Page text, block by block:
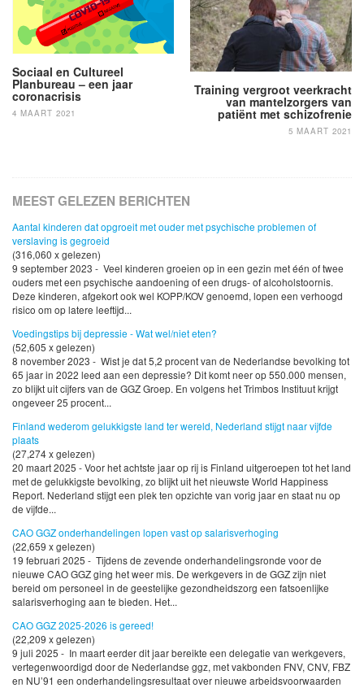
Training vergroot veerkracht
van mantelzorgers van
patiënt met schizofrenie
5 MAART 2021
Sociaal en Cultureel
Planbureau – een jaar
coronacrisis
4 MAART 2021
MEEST GELEZEN BERICHTEN
Aantal kinderen dat opgroeit met ouder met psychische problemen of
verslaving is gegroeid
(316,060 x gelezen)
9 september 2023 - Veel kinderen groeien op in een gezin met één of twee
ouders met een psychische aandoening of een drugs- of alcoholstoornis.
Deze kinderen, afgekort ook wel KOPP/KOV genoemd, lopen een verhoogd
risico om op latere leeftijd...
Voedingstips bij depressie - Wat wel/niet eten?
(52,605 x gelezen)
8 november 2023 - Wist je dat 5,2 procent van de Nederlandse bevolking tot
65 jaar in 2022 leed aan een depressie? Dit komt neer op 550.000 mensen,
zo blijkt uit cijfers van de GGZ Groep. En volgens het Trimbos Instituut krijgt
ongeveer 25 procent...
Finland wederom gelukkigste land ter wereld, Nederland stijgt naar vijfde
plaats
(27,274 x gelezen)
20 maart 2025 - Voor het achtste jaar op rij is Finland uitgeroepen tot het land
met de gelukkigste bevolking, zo blijkt uit het nieuwste World Happiness
Report. Nederland stijgt een plek ten opzichte van vorig jaar en staat nu op
de vijfde...
CAO GGZ onderhandelingen lopen vast op salarisverhoging
(22,659 x gelezen)
19 februari 2025 - Tijdens de zevende onderhandelingsronde voor de
nieuwe CAO GGZ ging het weer mis. De werkgevers in de GGZ zijn niet
bereid om personeel in de geestelijke gezondheidszorg een fatsoenlijke
salarisverhoging aan te bieden. Het...
CAO GGZ 2025-2026 is gereed!
(22,209 x gelezen)
9 juli 2025 - In maart eerder dit jaar bereikte een delegatie van werkgevers,
vertegenwoordigd door de Nederlandse ggz, met vakbonden FNV, CNV, FBZ
en NU’91 een onderhandelingsresultaat over nieuwe arbeidsvoorwaarden